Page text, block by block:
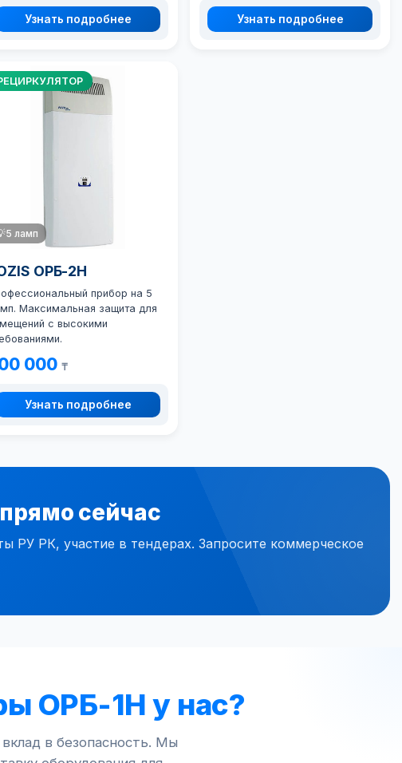
Узнать подробнее Узнать подробнее
5 ламп
ОРБ-2Н
прибор на 5
Максимальная защита для
с высокими
000₸
Узнать подробнее
сейчас
РУ РК, участие в тендерах. Запросите коммерческое
ОРБ-1Н у нас?
в безопасность. Мы